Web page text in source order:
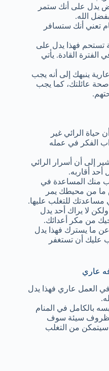
يدل على أنك ستمر
الله.
تعني أنك ستسافر
تستحم فهذا يدل على
القادة. يأتي
ينبهك إلى أنه يجب
عائلتك، كما يجب
الرائي غير
الفكر في عمله
إلى أن أسرار الرائي
أقاربه.
منك المساعدة في
من محيطك يمر
للتغلب عليها.
لا يراك أحد يدل
من مكر أعدائك.
ما يسترك فهذا يدل
عليك أن تستغفر
عاري
العمل عاري فهذا يدل
بالكامل في المنام
سيئة سوف
من التغلب